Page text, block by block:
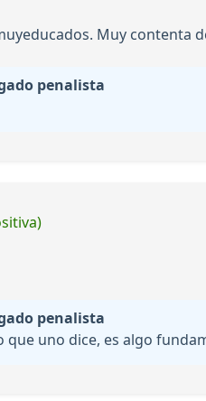
Muy contenta
penalista
penalista
uno dice, es algo